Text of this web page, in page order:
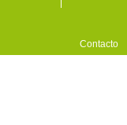
Contacto